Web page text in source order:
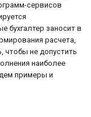
сервисов
бухгалтер заносит в
расчета,
чтобы не допустить
наиболее
примеры и